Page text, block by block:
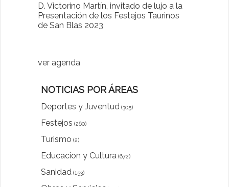
D. Victorino Martín, invitado de lujo a la
Presentación de los Festejos Taurinos
de San Blas 2023
ver agenda
NOTICIAS POR ÁREAS
Deportes y Juventud (305)
Festejos (260)
Turismo (2)
Educacion y Cultura (672)
Sanidad (153)